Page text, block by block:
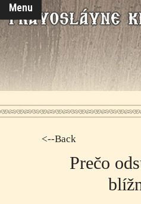
Menu
<--Back
Prečo